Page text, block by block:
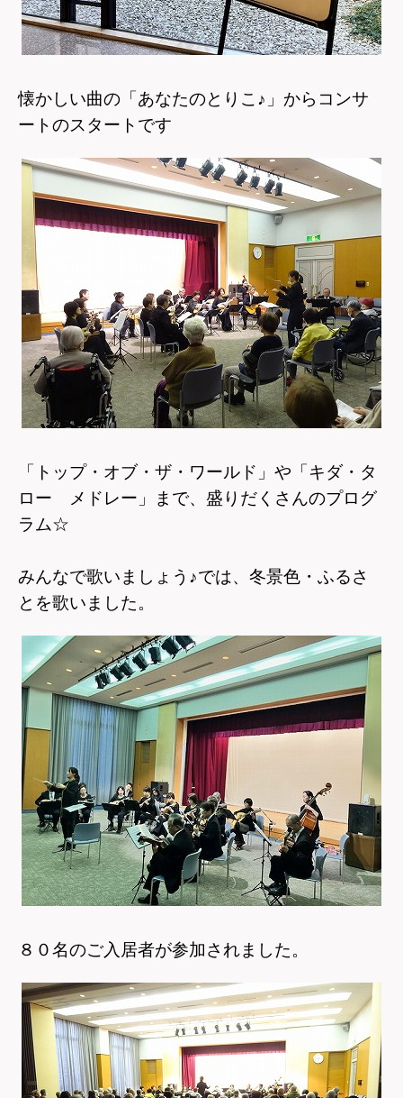
懐かしい曲の「あなたのとりこ♪」からコンサ
ートのスタートです
「トップ・オブ・ザ・ワールド」や「キダ・タ
ロー メドレー」まで、盛りだくさんのプログ
ラム☆
みんなで歌いましょう♪では、冬景色・ふるさ
とを歌いました。
８０名のご入居者が参加されました。